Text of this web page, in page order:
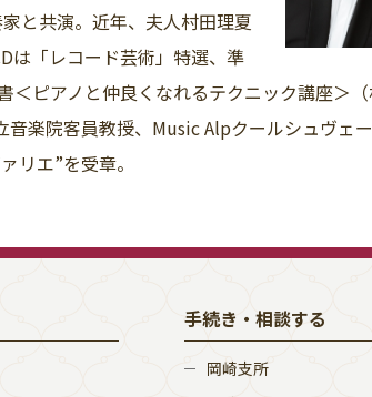
と共演。近年、夫人村田理夏
は「レコード芸術」特選、準
ピアノと仲良くなれるテクニック講座＞
楽院客員教授、Music Alpクールシュヴェ
リエ”を受章。
手続き・相談する
岡崎支所